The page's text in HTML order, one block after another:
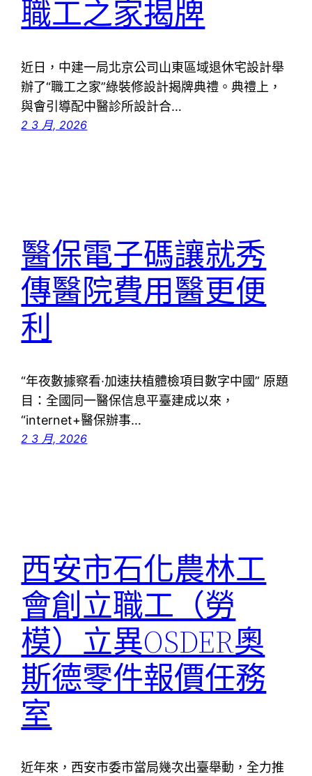
職工之家揭牌
近日，中建一局北京公司山東區域退休宅設計舉
辦了“職工之家”綠裝修設計揭牌典禮。典禮上，
與會引導配中醫診所設計合…
2 3 月, 2026
醫保電子碼讓就秀
傳醫院費用醫更便
利
“年夜數據察看·加速扶植體檢項目數字中國” 原題
目：全國同一醫保信息平臺建成以來，
“internet+醫保辦事…
2 3 月, 2026
西安市石化農林工
會創立職工（勞
模）立異OSDER奧
斯德零件報價任務
室
近年來，西安市委市當局幾次出臺舉動，全力推